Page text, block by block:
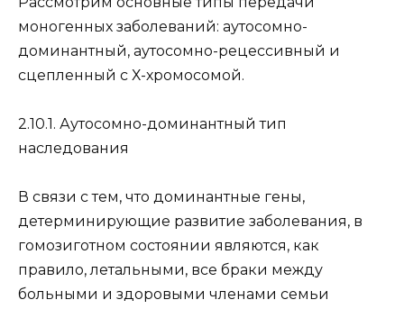
моногенных заболеваний: аутосомно-
доминантный, аутосомно-рецессивный и
сцепленный с Х-хромосомой.
2.10.1. Аутосомно-доминантный тип
наследования
В связи с тем, что доминантные гены,
детерминирующие развитие заболевания, в
гомозиготном состоянии являются, как
правило, летальными, все браки между
больными и здоровыми членами семьи